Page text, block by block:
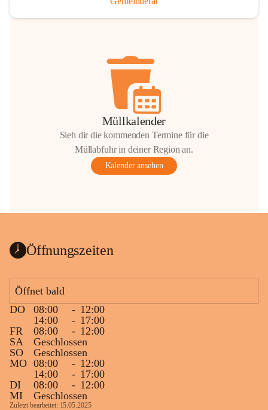
Müllkalender
Sieh dir die kommenden Termine für die
Müllabfuhr in deiner Region an.
Kalender ansehen
Öffnungszeiten
Öffnet bald
DO
08:00 - 12:00
14:00
- 17:00
FR
08:00 - 12:00
SA
Geschlossen
SO
Geschlossen
MO 08:00 - 12:00
14:00
- 17:00
DI
08:00 - 12:00
MI
Geschlossen
Zuletzt bearbeitet: 15.05.2025